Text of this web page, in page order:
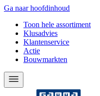
Ga naar hoofdinhoud
Toon hele assortiment
Klusadvies
Klantenservice
Actie
Bouwmarkten